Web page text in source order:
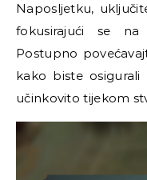
Naposljetku,
fokusirajući se na
Postupno
kako biste
učinkovito tijekom